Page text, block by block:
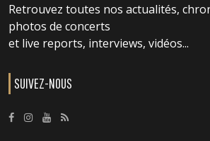
Retrouvez toutes nos actualités,
photos de concerts
et live reports, interviews, vidéos...
SUIVEZ-NOUS